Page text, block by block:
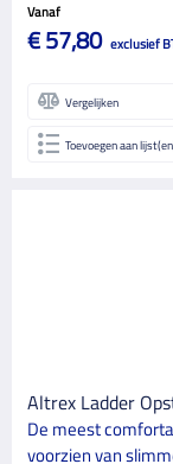
Vanaf
€ 57,80 exclusief
Vergelijken
Toevoegen aan
Altrex Ladder
De meest
voorzien van